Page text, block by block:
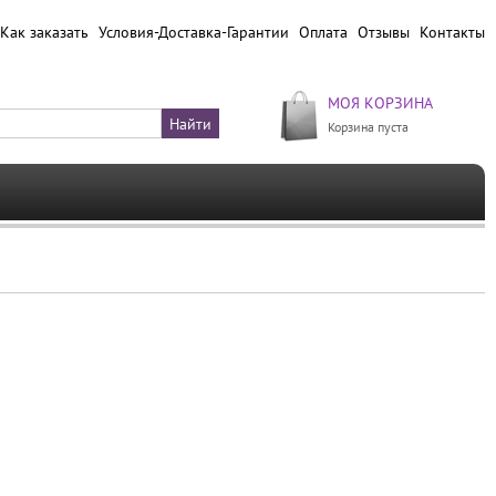
Как заказать Условия-Доставка-Гарантии Оплата Отзывы Контакты
МОЯ КОРЗИНА
Корзина пуста